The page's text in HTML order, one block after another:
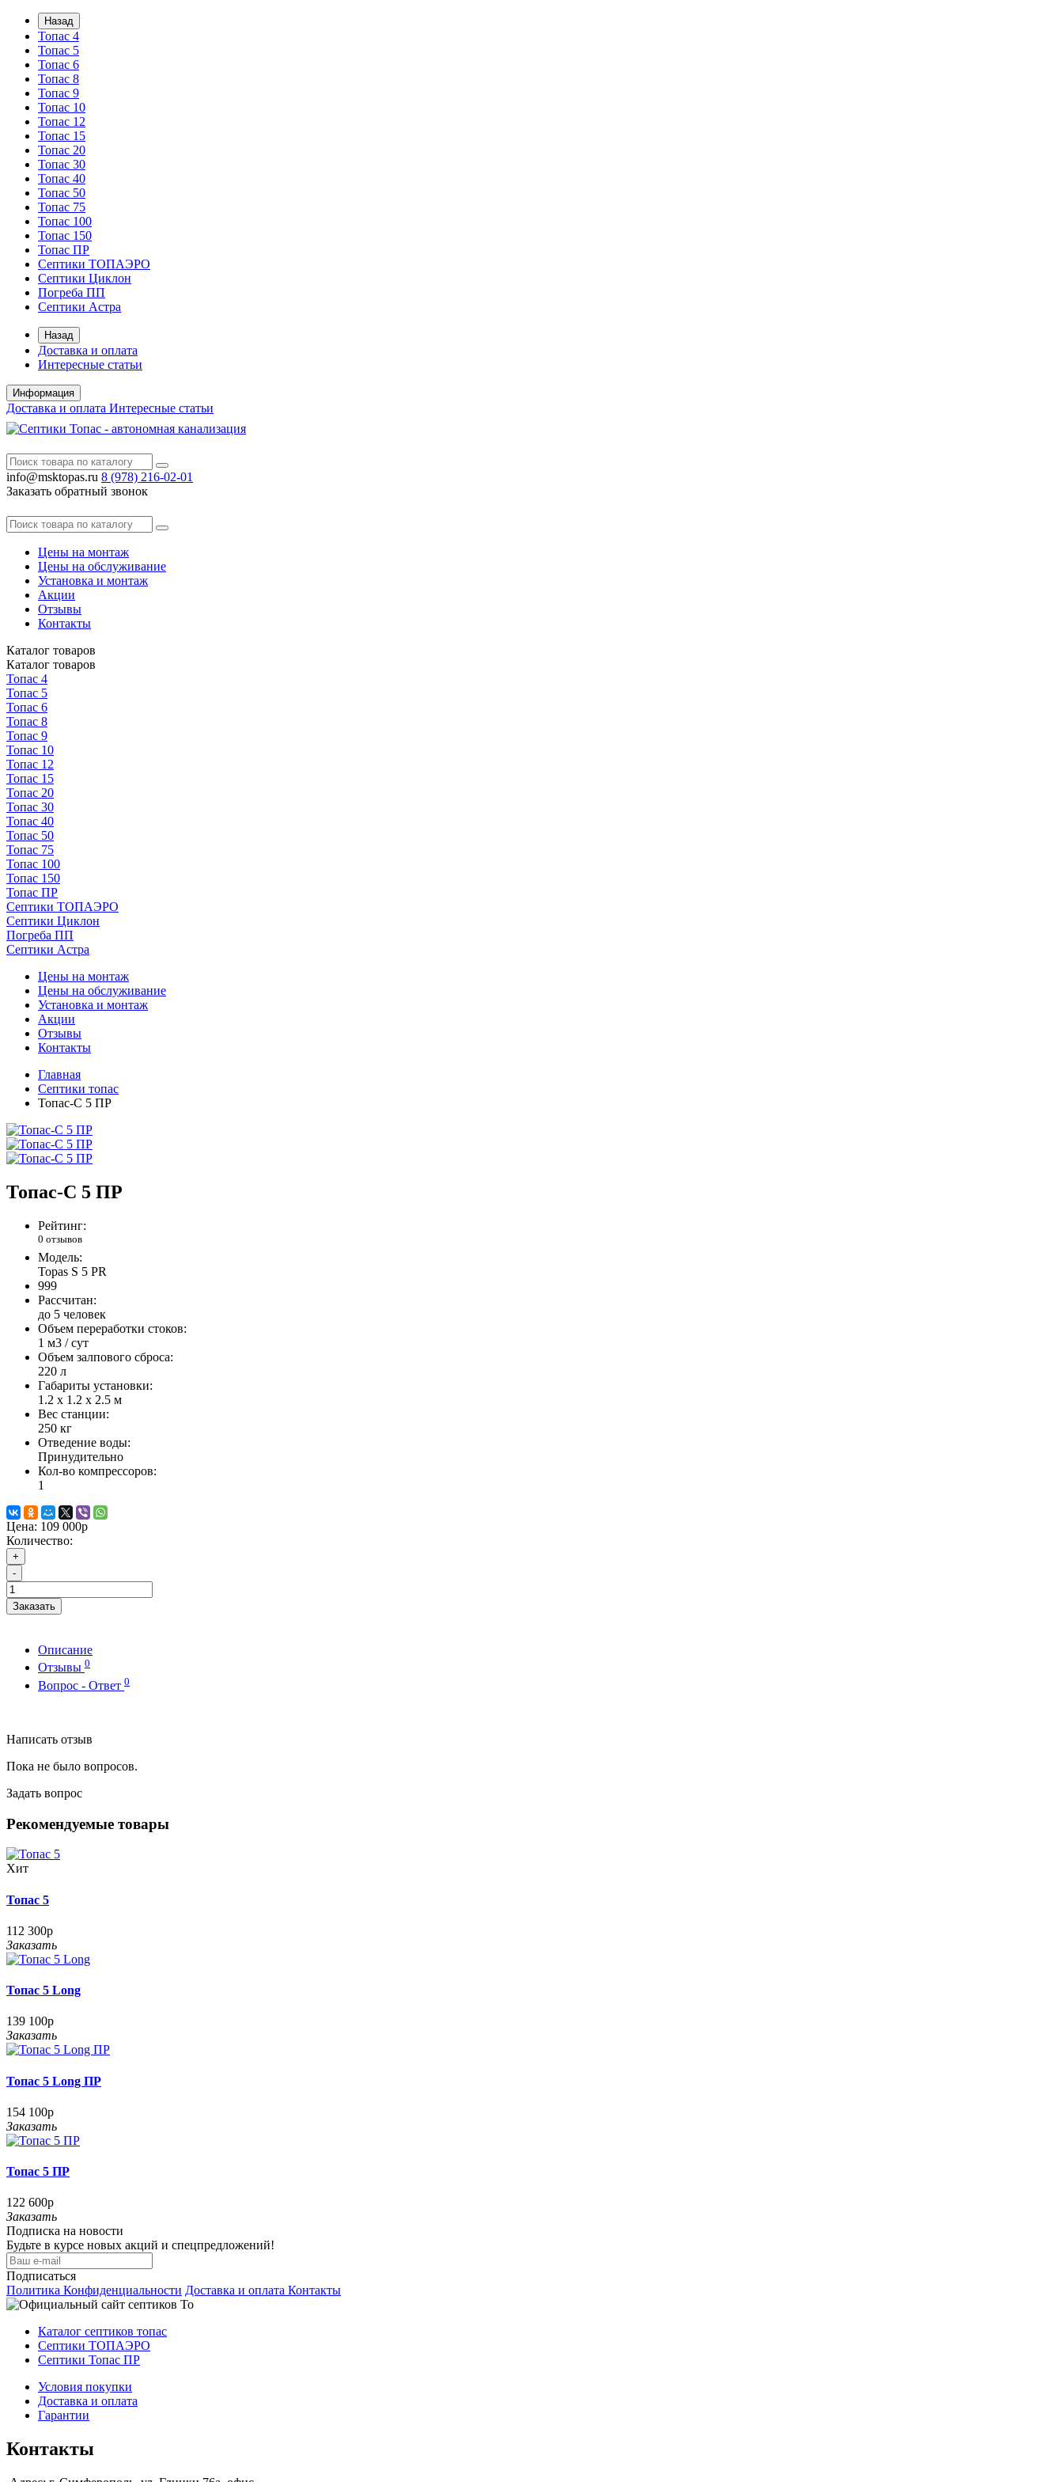
Назад
Топас 4
Топас 5
Топас 6
Топас 8
Топас 9
Топас 10
Топас 12
Топас 15
Топас 20
Топас 30
Топас 40
Топас 50
Топас 75
Топас 100
Топас 150
Топас ПР
Септики ТОПАЭРО
Септики Циклон
Погреба ПП
Септики Астра
Назад
Доставка и оплата
Интересные статьи
Информация
Доставка и оплата Интересные статьи
info@msktopas.ru 8 (978) 216-02-01
Заказать обратный звонок
Цены на монтаж
Цены на обслуживание
Установка и монтаж
Акции
Отзывы
Контакты
Каталог товаров
Каталог товаров
Топас 4
Топас 5
Топас 6
Топас 8
Топас 9
Топас 10
Топас 12
Топас 15
Топас 20
Топас 30
Топас 40
Топас 50
Топас 75
Топас 100
Топас 150
Топас ПР
Септики ТОПАЭРО
Септики Циклон
Погреба ПП
Септики Астра
Цены на монтаж
Цены на обслуживание
Установка и монтаж
Акции
Отзывы
Контакты
Главная
Септики топас
Топас-С 5 ПР
Топас-С 5 ПР
Рейтинг:
0 отзывов
Модель:
Topas S 5 PR
999
Рассчитан:
до 5 человек
Объем переработки стоков:
1 м3 / сут
Объем залпового сброса:
220 л
Габариты установки:
1.2 х 1.2 х 2.5 м
Вес станции:
250 кг
Отведение воды:
Принудительно
Кол-во компрессоров:
1
Цена: 109 000р
Количество:
+
-
Заказать
Описание
Отзывы 0
Вопрос - Ответ 0
Написать отзыв
Пока не было вопросов.
Задать вопрос
Рекомендуемые товары
Хит
Топас 5
112 300р
Заказать
Топас 5 Long
139 100р
Заказать
Топас 5 Long ПР
154 100р
Заказать
Топас 5 ПР
122 600р
Заказать
Подписка на новости
Будьте в курсе новых акций и спецпредложений!
Подписаться
Политика Конфиденциальности Доставка и оплата Контакты
Каталог септиков топас
Септики ТОПАЭРО
Септики Топас ПР
Условия покупки
Доставка и оплата
Гарантии
Контакты